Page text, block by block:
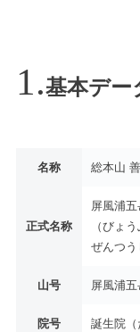
基本デー
名称 総本山
正式名称
屏風浦
（びょ
ぜんつう
山号 屏風浦五
院号 誕生院（